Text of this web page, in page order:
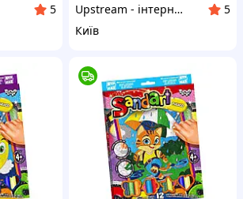
5
Upstream - інтернет-магазин домашнього декору
5
Київ